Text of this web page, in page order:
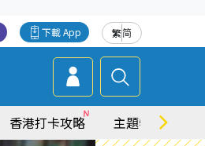
繁简
下載 App
香港打卡攻略 主題特集